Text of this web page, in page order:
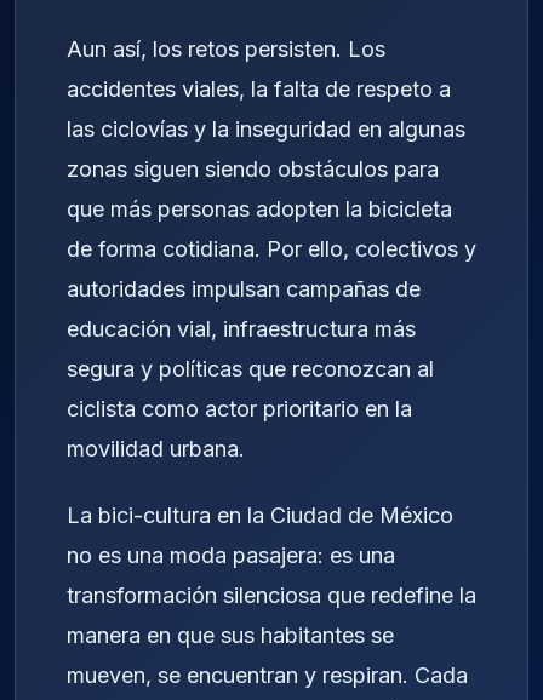
Aun así, los retos persisten. Los
accidentes viales, la falta de respeto a
las ciclovías y la inseguridad en algunas
zonas siguen siendo obstáculos para
que más personas adopten la bicicleta
de forma cotidiana. Por ello, colectivos y
autoridades impulsan campañas de
educación vial, infraestructura más
segura y políticas que reconozcan al
ciclista como actor prioritario en la
movilidad urbana.
La bici-cultura en la Ciudad de México
no es una moda pasajera: es una
transformación silenciosa que redefine la
manera en que sus habitantes se
mueven, se encuentran y respiran. Cada